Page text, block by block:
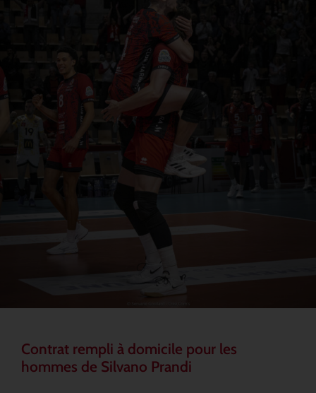
Contrat rempli à domicile pour les
hommes de Silvano Prandi